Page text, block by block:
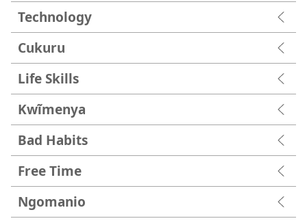
Technology
Cukuru
Life Skills
Kwĩmenya
Bad Habits
Free Time
Ngomanio